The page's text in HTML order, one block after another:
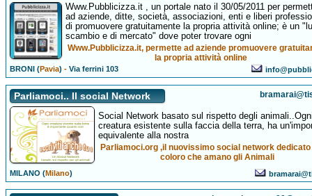
Www.Pubblicizza.it , un portale nato il 30/05/2011 per
ad aziende, ditte, società, associazioni, enti e liberi
di promuovere gratuitamente la propria attività online; è un
scambio e di mercato" dove poter trovare ogni
Www.Pubblicizza.it, permette ad aziende promuovere
la propria attività online
BRONI (Pavia) -Via ferrini 103
Parliamoci.. Il social Network
Social Network basato sul rispetto degli
creatura esistente sulla faccia della terra, ha
equivalente alla nostra
Parliamoci.org ,il nuovissimo social network
coloro che amano gli Animali
MILANO (Milano)